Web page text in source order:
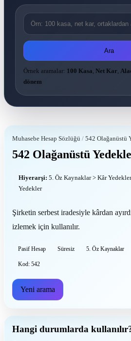
Ara
Örnek aramalar: 100 Kasa, Net Kar,
dönem
Muhasebe Hesap Sözlüğü / 542 Olağanüstü
542 Olağanüstü
Hiyerarşi: 5. Öz Kaynaklar > Kâr
Yedekler
Şirketin serbest iradesiyle kârdan
izlemek için kullanılır.
Pasif Hesap Süresiz 5. Öz Kaynaklar
Kod: 542
Yeni arama
Hangi durumlarda